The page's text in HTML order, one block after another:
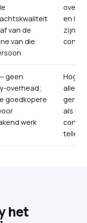
van de
van die
en IP-
zijn
geen
overhead;
goedkopere
werk
Hoger
alleen
als
tellen
het